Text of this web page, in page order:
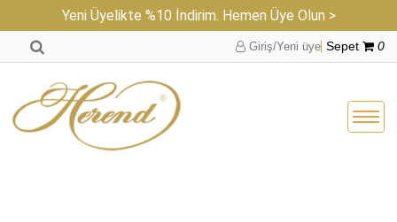
Yeni Üyelikte %10 İndirim. Hemen Üye Olun >
Giriş/Yeni üye Sepet 0